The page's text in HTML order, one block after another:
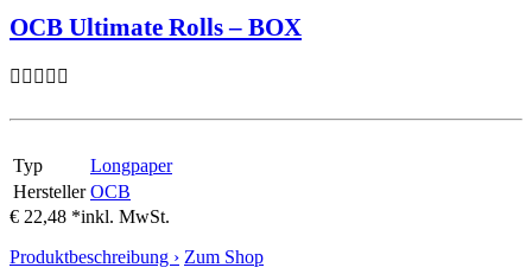
OCB Ultimate Rolls – BOX
Typ
Longpaper
Hersteller OCB
€ 22,48 *inkl. MwSt.
Produktbeschreibung › Zum Shop